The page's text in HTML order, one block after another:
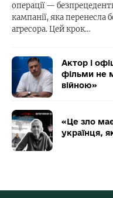
операції —
кампанії, яка перенесла
агресора. Цей крок…
Актор і
фільми не
війною»
«Це зло
українця,